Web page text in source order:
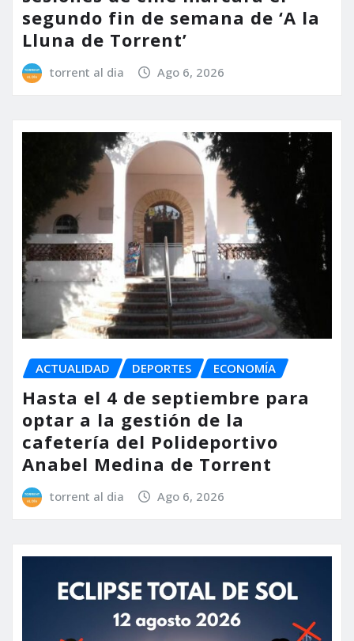
segundo fin de semana de ‘A la
Lluna de Torrent’
torrent al dia Ago 6, 2026
ACTUALIDAD DEPORTES ECONOMÍA
Hasta el 4 de septiembre para
optar a la gestión de la
cafetería del Polideportivo
Anabel Medina de Torrent
torrent al dia Ago 6, 2026